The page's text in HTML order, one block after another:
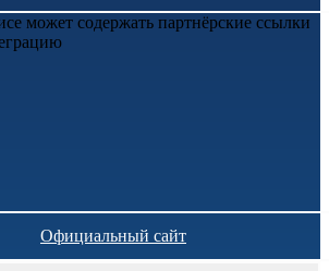
может содержать партнёрские ссылки
Официальный сайт